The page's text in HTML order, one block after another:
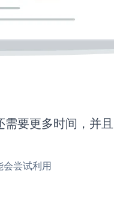
要更多时间，并且
尝试利用